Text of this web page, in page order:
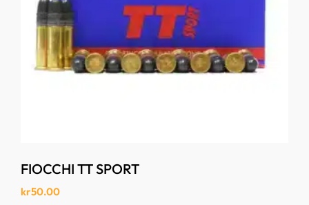
FIOCCHI TT SPORT
kr50.00